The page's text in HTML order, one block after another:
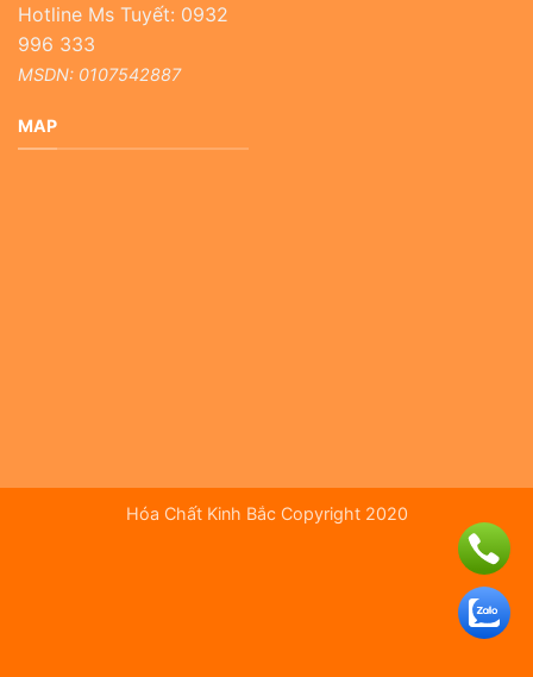
Hotline Ms Tuyết: 0932
996 333
MSDN: 0107542887
MAP
Hóa Chất Kinh Bắc Copyright 2020